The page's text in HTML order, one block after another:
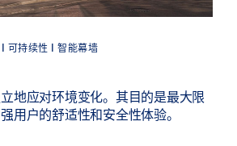
可持续性 | 智能幕墙
地应对环境变化。其目的是最大限
用户的舒适性和安全性体验。